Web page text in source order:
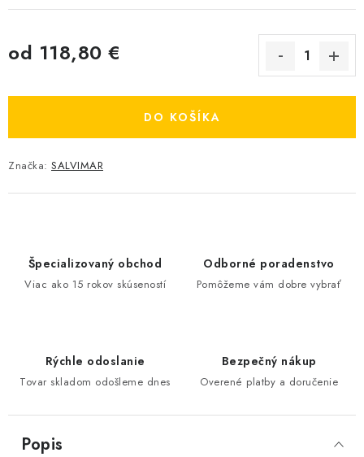
od 118,80 €
DO KOŠÍKA
Značka: SALVIMAR
Špecializovaný obchod
Viac ako 15 rokov skúseností
Odborné poradenstvo
Pomôžeme vám dobre vybrať
Rýchle odoslanie
Tovar skladom odošleme dnes
Bezpečný nákup
Overené platby a doručenie
Popis